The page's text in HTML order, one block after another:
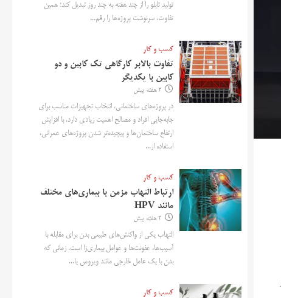
تولید تابلو را از چند هفته به چند روز تبدیل کند؛ همین
تفاوت، سرنوشت پروژه‌ها را رقم...
کسب و کار
تفاوت بالابر کارگاهی تک کابین و دو
کابین با یکدیگر
2 هفته پیش
در پروژه‌های ساختمانی، انتخاب تجهیزات مناسب برای
جابه‌جایی افراد و مصالح اهمیت زیادی دارد. با افزایش
ارتفاع ساختمان‌ها و پیچیده‌تر شدن پروژه‌های عمرانی،
استفاده از...
کسب و کار
ارتباط التهاب مزمن با بیماری‌های مختلف
مانند HPV
2 هفته پیش
التهاب یکی از واکنش‌های طبیعی بدن برای مقابله با
آسیب‌ها، عفونت‌ها و عوامل بیماری‌زا است. زمانی که
بدن با یک عامل خارجی مانند ویروس یا...
کسب و کار